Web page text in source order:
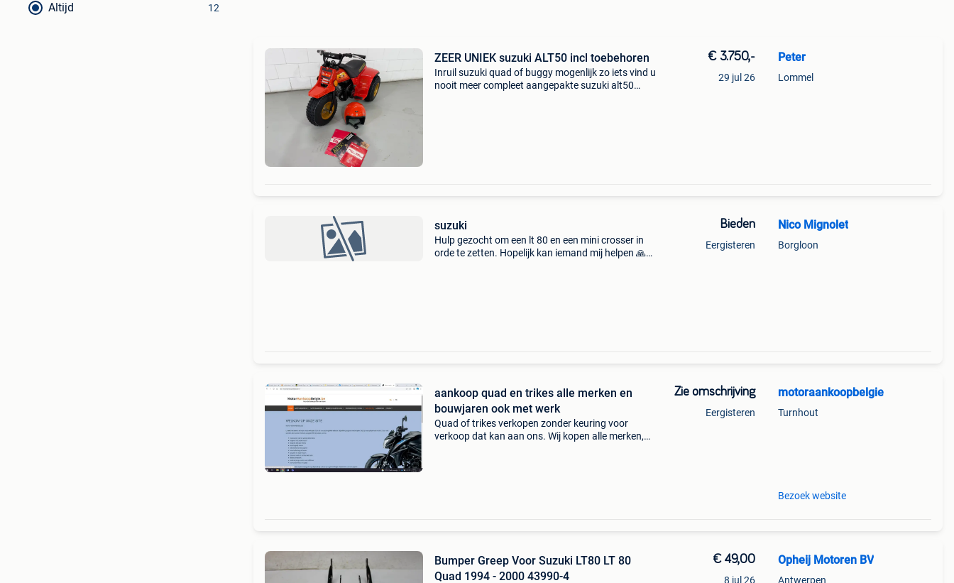
Altijd 12
ZEER UNIEK suzuki ALT50 incl toebehoren
Inruil suzuki quad of buggy mogenlijk zo iets vind u
nooit meer compleet aangepakte suzuki alt50
€ 3.750,-
29 jul 26
Peter
Lommel
suzuki
Hulp gezocht om een lt 80 en een mini crosser in
orde te zetten. Hopelijk kan iemand mij helpen 🙏
Bieden
Eergisteren
Nico Mignolet
Borgloon
aankoop quad en trikes alle merken en
bouwjaren ook met werk
Quad of trikes verkopen zonder keuring voor
verkoop dat kan aan ons. Wij kopen alle merken,
Zie omschrijving
Eergisteren
motoraankoopbelgie
Turnhout
Bezoek website
Bumper Greep Voor Suzuki LT80 LT 80
Quad 1994 - 2000 43990-4
€ 49,00
8 jul 26
Opheij Motoren BV
Antwerpen